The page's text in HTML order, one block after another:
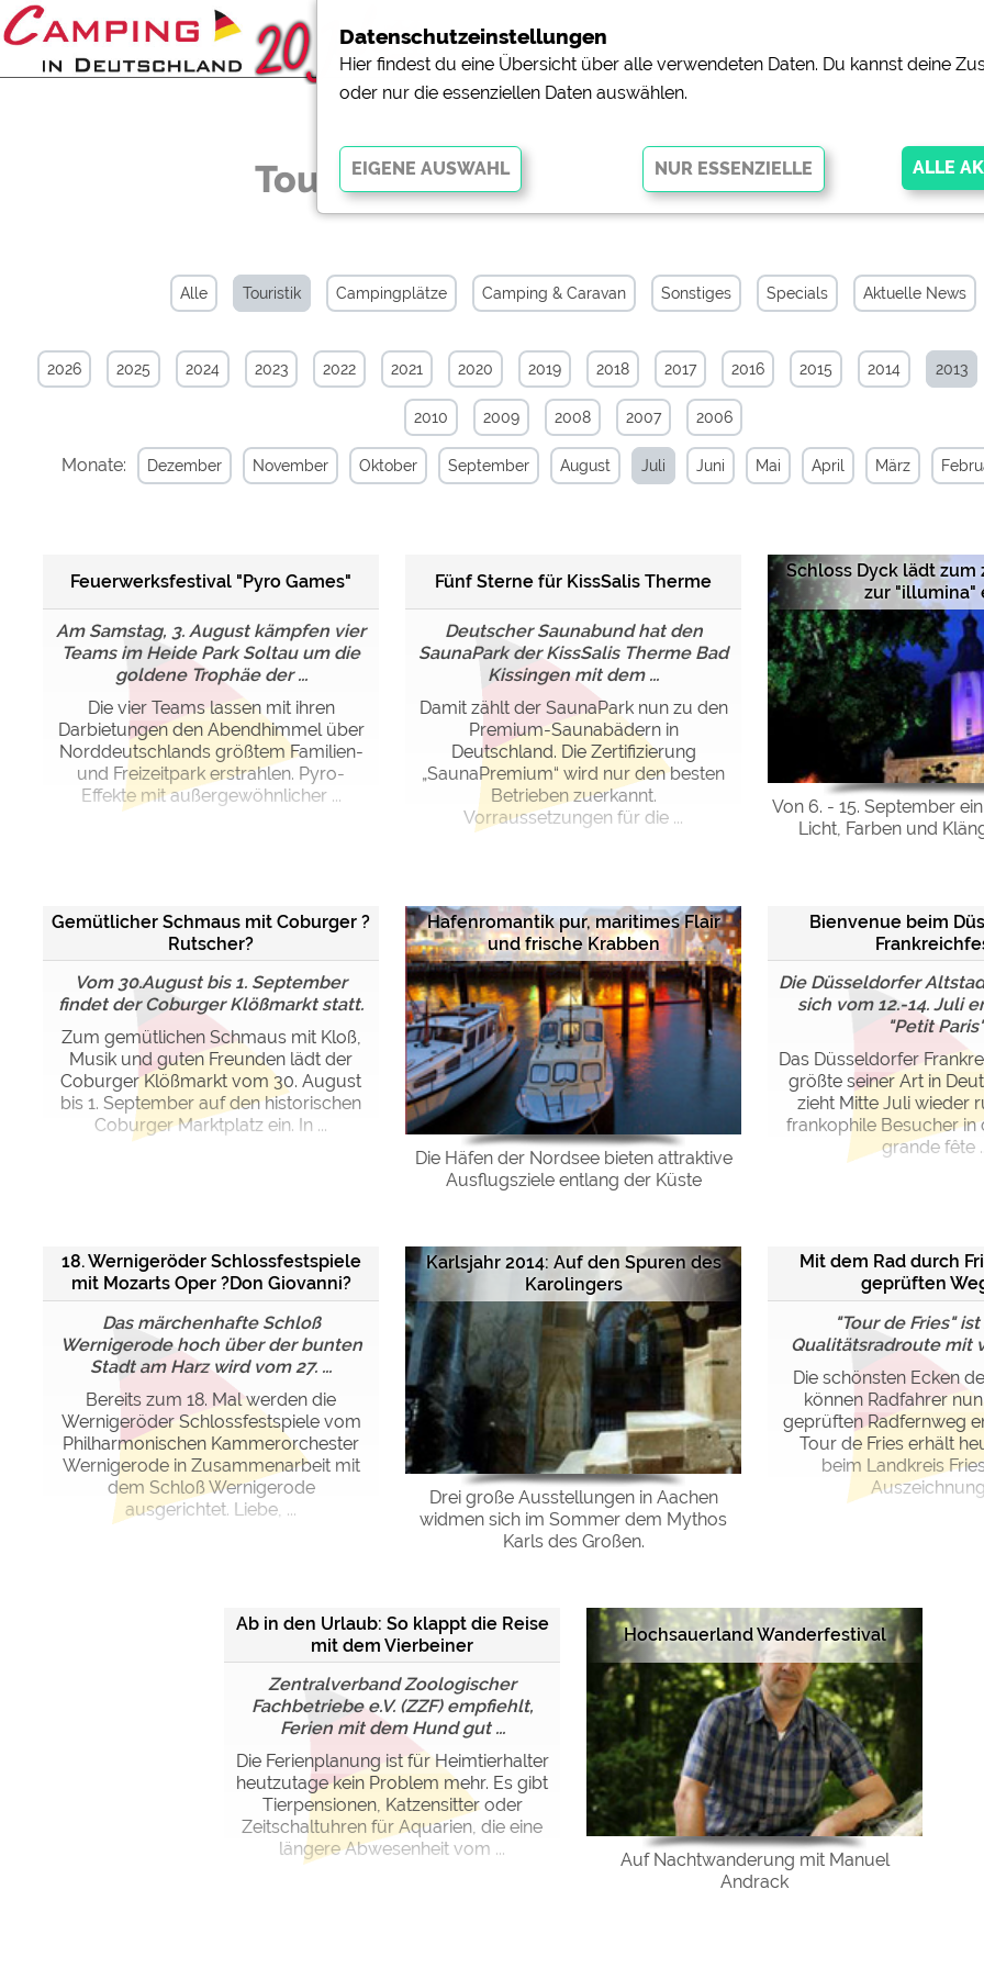
Touristik-News-Archiv von Juli 2013
Alle Touristik Campingplätze Camping & Caravan Sonstiges Specials Aktuelle News
2026 2025 2024 2023 2022 2021 2020 2019 2018 2017 2016 2015 2014 2013
2010 2009 2008 2007 2006
Monate: Dezember November Oktober September August Juli Juni Mai April März
Feuerwerksfestival "Pyro Games"
Am Samstag, 3. August kämpfen vier
Teams im Heide Park Soltau um die
goldene Trophäe der ...
Die vier Teams lassen mit ihren
Darbietungen den Abendhimmel über
Norddeutschlands größtem Familien-
und Freizeitpark erstrahlen. Pyro-
Effekte mit außergewöhnlicher ...
Fünf Sterne für KissSalis Therme
Deutscher Saunabund hat den
SaunaPark der KissSalis Therme Bad
Kissingen mit dem ...
Damit zählt der SaunaPark nun zu den
Premium-Saunabädern in
Deutschland. Die Zertifizierung
„SaunaPremium“ wird nur den besten
Betrieben zuerkannt.
Vorraussetzungen für die ...
Schloss Dyck lädt zum
zur "illumina"
Von 6. - 15. September
Licht, Farben und
Gemütlicher Schmaus mit Coburger ?
Rutscher?
Vom 30.August bis 1. September
findet der Coburger Klößmarkt statt.
Zum gemütlichen Schmaus mit Kloß,
Musik und guten Freunden lädt der
Coburger Klößmarkt vom 30. August
bis 1. September auf den historischen
Coburger Marktplatz ein. In ...
Hafenromantik pur, maritimes Flair
und frische Krabben
Die Häfen der Nordsee bieten attraktive
Ausflugsziele entlang der Küste
Bienvenue beim
Die Düsseldorfer
sich vom 12.-14. Juli
"Petit Paris"
Das Düsseldorfer
größte seiner Art in
zieht Mitte Juli wieder
frankophile Besucher in
grande fête
18. Wernigeröder Schlossfestspiele
mit Mozarts Oper ?Don Giovanni?
Das märchenhafte Schloß
Wernigerode hoch über der bunten
Stadt am Harz wird vom 27. ...
Bereits zum 18. Mal werden die
Wernigeröder Schlossfestspiele vom
Philharmonischen Kammerorchester
Wernigerode in Zusammenarbeit mit
dem Schloß Wernigerode
ausgerichtet. Liebe, ...
Karlsjahr 2014: Auf den Spuren des
Karolingers
Drei große Ausstellungen in Aachen
widmen sich im Sommer dem Mythos
Karls des Großen.
Mit dem Rad durch
geprüften
"Tour de Fries" ist
Qualitätsradroute mit
Die schönsten Ecken
können Radfahrer
geprüften Radfernweg
Tour de Fries erhält
beim Landkreis
Auszeichnung
Ab in den Urlaub: So klappt die Reise
mit dem Vierbeiner
Zentralverband Zoologischer
Fachbetriebe e.V. (ZZF) empfiehlt,
Ferien mit dem Hund gut ...
Die Ferienplanung ist für Heimtierhalter
heutzutage kein Problem mehr. Es gibt
Tierpensionen, Katzensitter oder
Zeitschaltuhren für Aquarien, die eine
längere Abwesenheit vom ...
Hochsauerland Wanderfestival
Auf Nachtwanderung mit Manuel
Andrack
Datenschutzeinstellungen
Hier findest du eine Übersicht über alle verwendeten Daten. Du kannst deine
oder nur die essenziellen Daten auswählen.
der Website dringend erforderlich. Ohne diese Cookies werden Teile der Website
funktionieren
Externe Medien
YouTube (Videos von Campingplätzen)
https://policies.google.com/privacy
Campingplatzvorschau (Vorschau der Internetseiten von
Campingplätzen)
siehe Datenschutzerklärung des
Google Maps (Kartensuche, Anfahrt usw.)
https://policies.google.com/privacy
Statistiken
Google Analytics https://policies.google.com/privacy
https://policies.google.com/privacy
Google AdSense
https://policies.google.com/privacy
Google Remarketing
https://policies.google.com/privacy
Die Cookieeinstellungen können jeder Zeit im Footer über "COOKIES" geändert